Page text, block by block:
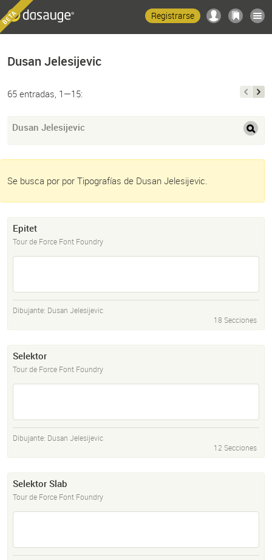
Registrarse
Dusan Jelesijevic
65 entradas, 1—15:
Dusan Jelesijevic
Se busca por por Tipografías de Dusan Jelesijevic.
Epitet
Tour de Force Font Foundry
Dibujante: Dusan Jelesijevic
18 Secciones
Selektor
Tour de Force Font Foundry
Dibujante: Dusan Jelesijevic
12 Secciones
Selektor Slab
Tour de Force Font Foundry